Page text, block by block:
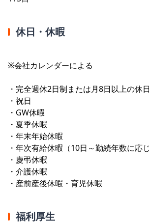
休日・休暇
※会社カレンダーによる
・完全週休2日制または月8日以上の休
・祝日
・GW休暇
・夏季休暇
・年末年始休暇
・年次有給休暇（10日～勤続年数に応
・慶弔休暇
・介護休暇
・産前産後休暇・育児休暇
福利厚生